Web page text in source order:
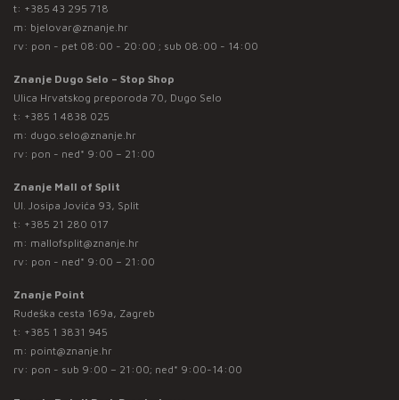
t: +385 43 295 718
m: bjelovar@znanje.hr
rv: pon - pet 08:00 - 20:00 ; sub 08:00 - 14:00
Znanje Dugo Selo – Stop Shop
Ulica Hrvatskog preporoda 70, Dugo Selo
t: +385 1 4838 025
m: dugo.selo@znanje.hr
rv: pon - ned* 9:00 – 21:00
Znanje Mall of Split
Ul. Josipa Jovića 93, Split
t: +385 21 280 017
m: mallofsplit@znanje.hr
rv: pon - ned* 9:00 – 21:00
Znanje Point
Rudeška cesta 169a, Zagreb
t: +385 1 3831 945
m: point@znanje.hr
rv: pon - sub 9:00 – 21:00; ned* 9:00-14:00